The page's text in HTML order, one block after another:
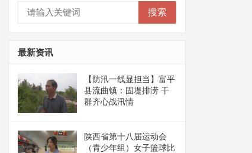
搜索
最新资讯
【防汛一线显担当】富平
县流曲镇：固堤排涝 干
群齐心战汛情
陕西省第十八届运动会
（青少年组）女子篮球比